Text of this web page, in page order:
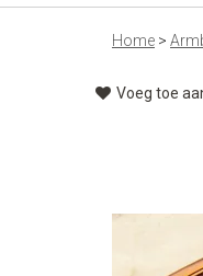
Home >
Voeg toe